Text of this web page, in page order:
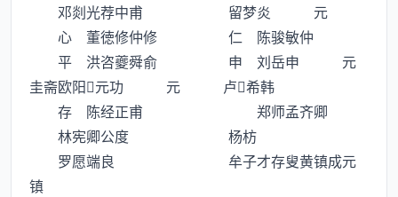
邓剡光荐中甫 留梦炎 元
心 董徳修仲修 仁 陈骏敏仲
平 洪咨夔舜俞 申 刘岳申 元
圭斋欧阳元功 元 卢希韩
存 陈经正甫 郑师孟齐卿
林宪卿公度 杨枋
罗愿端良 牟子才存叟黄镇成元
镇